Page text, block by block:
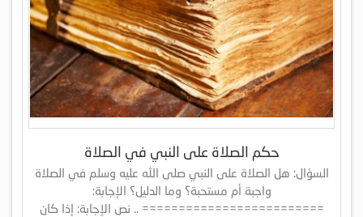
حكم الصلاة على النبي في الصلاة
السؤال: هل الصلاة على النبي صلى الله عليه وسلم في الصلاة
واجبة أم مستحبة؟ وما الدليل؟ الإجابة:
========================= .. نص الإجابة: إذا كان